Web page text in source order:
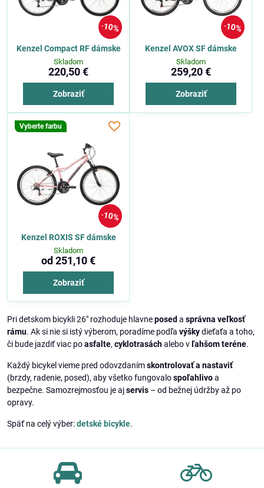
10%
Kenzel Compact RF dámske
Skladom
220,50 €
Zobraziť
10%
Kenzel AVOX SF dámske
Skladom
259,20 €
Zobraziť
10%
Vyberte farbu
Kenzel ROXIS SF dámske
Skladom
od 251,10 €
Zobraziť
Pri detskom bicykli 26" rozhoduje hlavneposed a správna veľkosť
rámu. Ak si nie si istý výberom, poradíme podľa výškydieťaťa a toho,
či bude jazdiť viac poasfalte, cyklotrasáchalebo v ľahšom teréne.
Každý bicykel vieme pred odovzdanímskontrolovať a nastaviť
(brzdy, radenie, posed), aby všetko fungovalospoľahlivoa
bezpečne. Samozrejmosťou je ajservis – od bežnej údržby až po
opravy.
Späť na celý výber:detské bicykle.